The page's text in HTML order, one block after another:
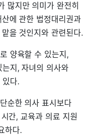
많지만 의미가 완전히
에 관한 법정대리권과
을 것인지와 관련된다.
양육할 수 있는지,
지, 자녀의 의사와
다.
순한 의사 표시보다
간, 교육과 의료 지원
하다.